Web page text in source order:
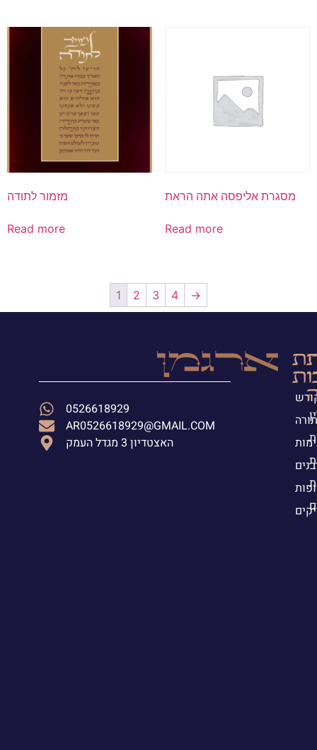
מזמור לתודה
Read more
מסגרת אליפסה אתה הראת
Read more
1 2 3 4 →
0526618929
AR0526618929@GMAIL.COM
האצטדיון 3 מגדל העמק